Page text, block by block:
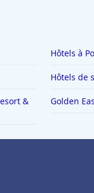
Hôtels à
Hôtels de
&
Golden